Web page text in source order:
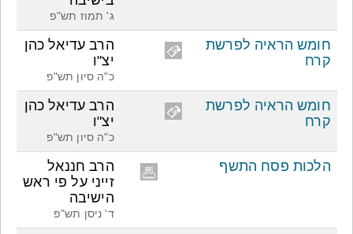
ג' תמוז תש"פ
חומש הראיה לפרשת
קרח
הרב עדיאל כהן
יצ"ו
כ"ה סיון תש"פ
חומש הראיה לפרשת
קרח
הרב עדיאל כהן
יצ"ו
כ"ה סיון תש"פ
הלכות פסח התשף
הרב חננאל
זייני על פי ראש
הישיבה
ד' ניסן תש"פ